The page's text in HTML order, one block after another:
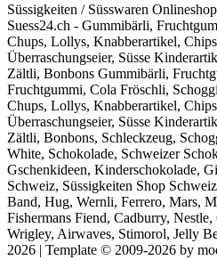
Süssigkeiten / Süsswaren
Suess24.ch - Gummibärli,
Chups, Lollys, Knabberartikel,
Überraschungseier, Süsse
Zältli, Bonbons Gummibärli,
Fruchtgummi, Cola Fröschli,
Chups, Lollys, Knabberartikel,
Überraschungseier, Süsse
Zältli, Bonbons, Schleckzeug,
White, Schokolade, Schweizer
Gschenkideen, Kinderschokolade,
Schweiz, Süssigkeiten Shop
Band, Hug, Wernli, Ferrero, Mars,
Fishermans Fiend, Cadburry,
Wrigley, Airwaves, Stimorol, Jelly
2026 | Template © 2009-2026 by